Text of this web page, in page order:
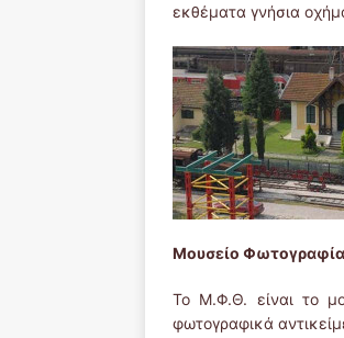
εκθέματα γνήσια
Μουσείο
Το Μ.Φ.Θ. είναι το
φωτογραφικά